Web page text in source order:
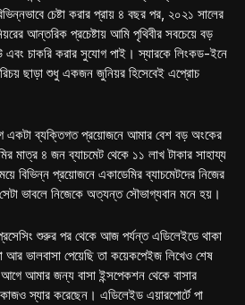
চেষ্টা করার প্রায় ৪ বছর পর, ২০২১ সালের
আন্তরিক প্রচেষ্টায় আমি পৃথিবীর সবচেয়ে বড়
এবং চাকরি করার সুযোগ পাই। স্যারকে লিংকড-ইনে
ছাড়া শুধু একজন জুনিয়র হিসেবেই এপ্রোচ
একটা ব্যক্তিগত প্রয়োজনে আমার বেশ বড় অংকের
মাত্র ৪ জন ব্যাচমেট থেকে ১১ লাখ টাকার সাহায্য
বিভিন্ন প্রয়োজনে একাডেমির ব্যাচমেটদের নিজের
ভাবলে নিজেকে অত্যন্ত সৌভাগ্যবান মনে হয়।
শুরুর পর থেকে আজ পর্যন্ত এডিলেইডে থাকা
ভালবাসা পেয়েছি তা কয়েকপেইজ লিখেও শেষ
আমার জন্য বাসা ইন্সপেকশন থেকে বাসার
স্যার করেছেন। এডিলেইড এয়ারপোর্টে পা